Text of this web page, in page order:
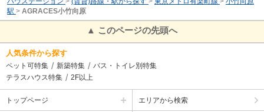
駅 > AGRACES小竹向原
▲ このページの先頭へ
人気条件から探す
ペット可特集 新築特集
バス・トイレ別特集
テラスハウス特集
2F以上
トップページ エリアから検索